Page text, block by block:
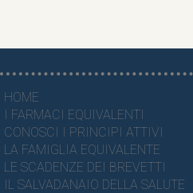
HOME
I FARMACI EQUIVALENTI
CONOSCI I PRINCIPI ATTIVI
LA FAMIGLIA EQUIVALENTE
LE SCADENZE DEI BREVETTI
IL SALVADANAIO DELLA SALUTE